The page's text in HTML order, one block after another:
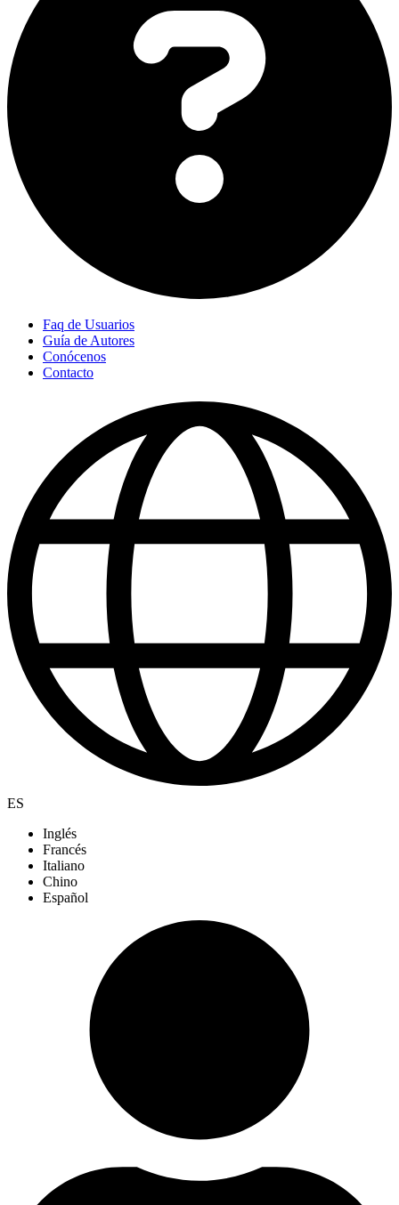
Faq de Usuarios
Guía de Autores
Conócenos
Contacto
ES
Inglés
Francés
Italiano
Chino
Español